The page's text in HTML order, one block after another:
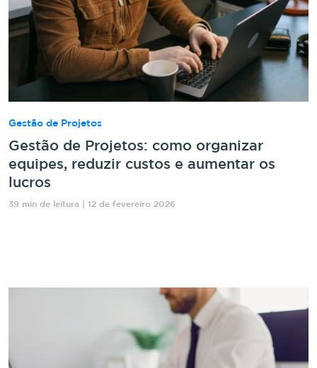
Gestão de Projetos
Gestão de Projetos: como organizar
equipes, reduzir custos e aumentar os
lucros
39 min de leitura | 12 de fevereiro 2026